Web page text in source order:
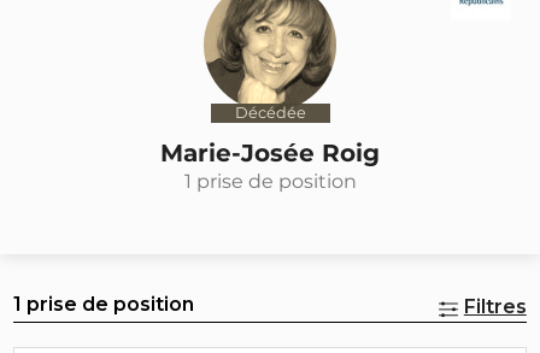
Décédée
Marie-Josée Roig
1 prise de position
1 prise de position Filtres